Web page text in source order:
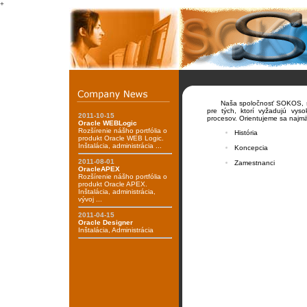
+
2011-10-15
Oracle WEBLogic
Rozšírenie nášho portfólia o
produkt Oracle WEB Logic.
Inštalácia, administrácia ...
2011-08-01
OracleAPEX
Rozšírenie nášho portfólia o
produkt Oracle APEX.
Inštalácia, administrácia,
vývoj ...
2011-04-15
Oracle Designer
Inštalácia, Administrácia
Naša spoločnosť SOKOS,
pre tých, ktorí vyžadujú
procesov. Orientujeme sa
História
Koncepcia
Zamestnanci